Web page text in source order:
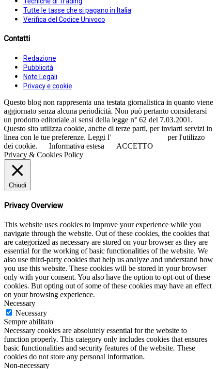
Tutte le tasse che si pagano in Italia
Verifica del Codice Univoco
Contatti
Redazione
Pubblicità
Note Legali
Privacy e cookie
Questo blog non rappresenta una testata giornalistica in quanto viene
aggiornato senza alcuna periodicità. Non può pertanto considerarsi
un prodotto editoriale ai sensi della legge n° 62 del 7.03.2001.
Questo sito utilizza cookie, anche di terze parti, per inviarti servizi in
linea con le tue preferenze. Leggi l'
per l'utilizzo
dei cookie.
Informativa estesa
ACCETTO
Privacy & Cookies Policy
Chiudi
Privacy Overview
This website uses cookies to improve your experience while you
navigate through the website. Out of these cookies, the cookies that
are categorized as necessary are stored on your browser as they are
essential for the working of basic functionalities of the website. We
also use third-party cookies that help us analyze and understand how
you use this website. These cookies will be stored in your browser
only with your consent. You also have the option to opt-out of these
cookies. But opting out of some of these cookies may have an effect
on your browsing experience.
Necessary
Necessary
Sempre abilitato
Necessary cookies are absolutely essential for the website to
function properly. This category only includes cookies that ensures
basic functionalities and security features of the website. These
cookies do not store any personal information.
Non-necessary